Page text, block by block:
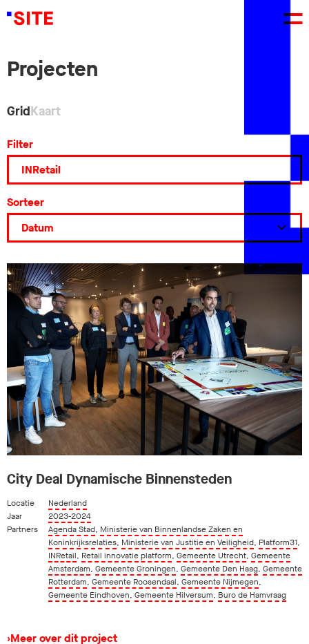
Projecten
GridKaart
Filter
Sorteer
City Deal Dynamische Binnensteden
Locatie
Nederland
Jaar
2023-2024
Partners
Agenda Stad, Ministerie van Binnenlandse Zaken en
Koninkrijksrelaties, Ministerie van Justitie en Veiligheid, Platform31,
INRetail, Retail innovatie platform, Gemeente Utrecht, Gemeente
Amsterdam, Gemeente Groningen, Gemeente Den Haag, Gemeente
Rotterdam, Gemeente Roosendaal, Gemeente Nijmegen,
Gemeente Eindhoven, Gemeente Hilversum, Buro de Hamvraag
›Meer over dit project